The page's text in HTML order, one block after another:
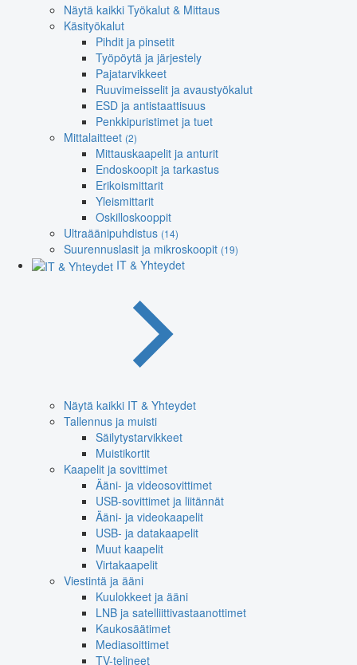
Näytä kaikki Työkalut & Mittaus
Käsityökalut
Pihdit ja pinsetit
Työpöytä ja järjestely
Pajatarvikkeet
Ruuvimeisselit ja avaustyökalut
ESD ja antistaattisuus
Penkkipuristimet ja tuet
Mittalaitteet (2)
Mittauskaapelit ja anturit
Endoskoopit ja tarkastus
Erikoismittarit
Yleismittarit
Oskilloskooppit
Ultraäänipuhdistus (14)
Suurennuslasit ja mikroskoopit (19)
IT & Yhteydet
Näytä kaikki IT & Yhteydet
Tallennus ja muisti
Säilytystarvikkeet
Muistikortit
Kaapelit ja sovittimet
Ääni- ja videosovittimet
USB-sovittimet ja liitännät
Ääni- ja videokaapelit
USB- ja datakaapelit
Muut kaapelit
Virtakaapelit
Viestintä ja ääni
Kuulokkeet ja ääni
LNB ja satelliittivastaanottimet
Kaukosäätimet
Mediasoittimet
TV-telineet